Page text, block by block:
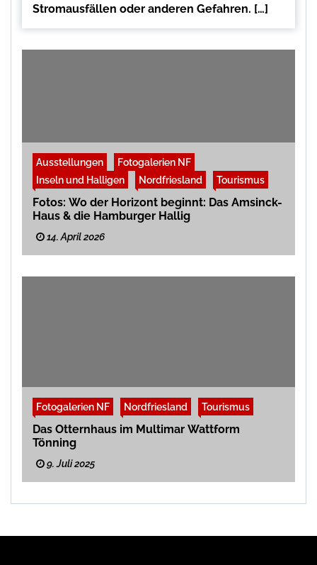
Stromausfällen oder anderen Gefahren. […]
Ausstellungen
Fotogalerien NF
Inseln und Halligen
Nordfriesland Tourismus
Fotos: Wo der Horizont beginnt: Das Amsinck-
Haus & die Hamburger Hallig
14. April 2026
Fotogalerien NF Nordfriesland Tourismus
Das Otternhaus im Multimar Wattform
Tönning
9. Juli 2025